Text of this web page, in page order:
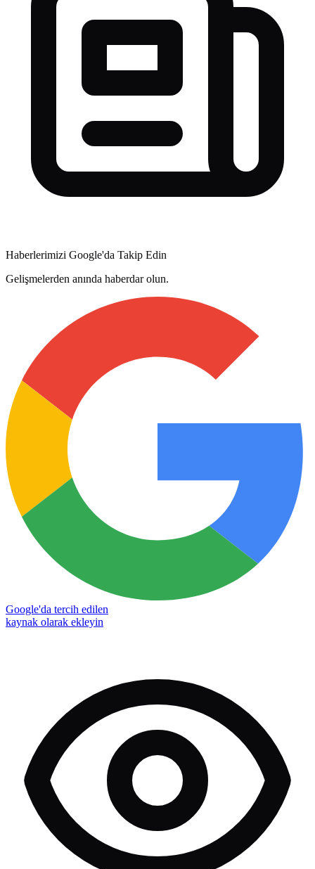
Haberlerimizi Google'da Takip Edin
Gelişmelerden anında haberdar olun.
Google'da tercih edilen
kaynak olarak ekleyin